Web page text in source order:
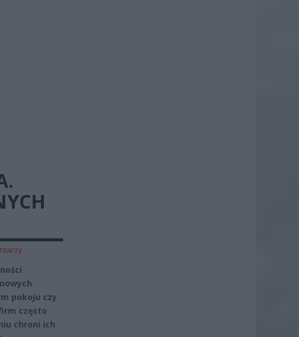
pokoju czy
często
chroni ich